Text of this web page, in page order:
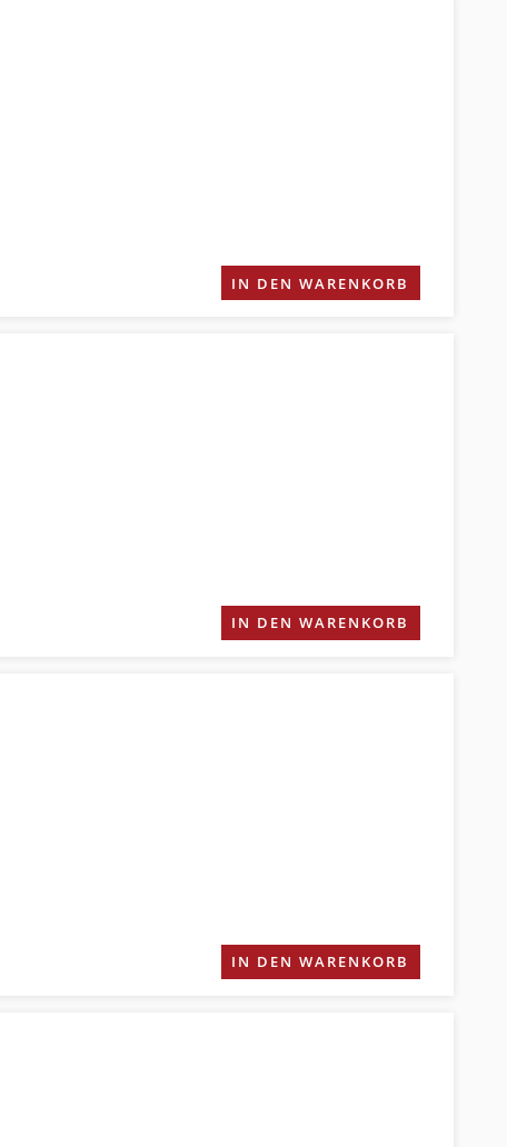
IN DEN WARENKORB
IN DEN WARENKORB
IN DEN WARENKORB